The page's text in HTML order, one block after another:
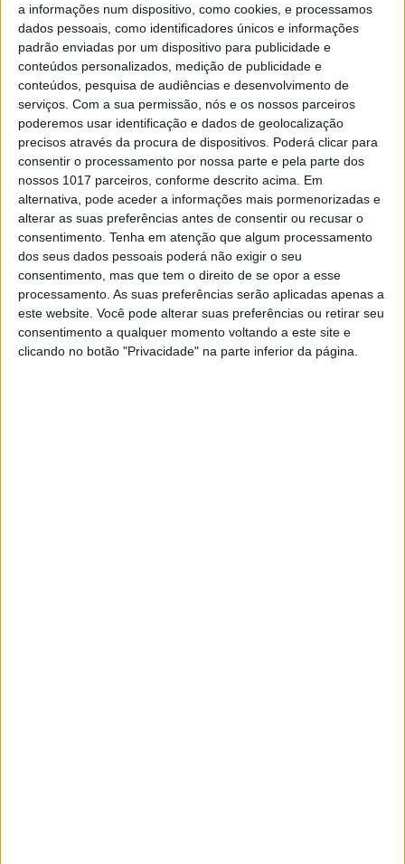
a informações num dispositivo, como cookies, e processamos
dados pessoais, como identificadores únicos e informações
padrão enviadas por um dispositivo para publicidade e
conteúdos personalizados, medição de publicidade e
conteúdos, pesquisa de audiências e desenvolvimento de
serviços. Com a sua permissão, nós e os nossos parceiros
poderemos usar identificação e dados de geolocalização
precisos através da procura de dispositivos. Poderá clicar para
consentir o processamento por nossa parte e pela parte dos
nossos 1017 parceiros, conforme descrito acima. Em
alternativa, pode aceder a informações mais pormenorizadas e
alterar as suas preferências antes de consentir ou recusar o
consentimento. Tenha em atenção que algum processamento
dos seus dados pessoais poderá não exigir o seu
consentimento, mas que tem o direito de se opor a esse
processamento. As suas preferências serão aplicadas apenas a
este website. Você pode alterar suas preferências ou retirar seu
consentimento a qualquer momento voltando a este site e
clicando no botão "Privacidade" na parte inferior da página.
SOCIEDADE
Uma pesquisa no ChatGPT3 consome 10
vezes mais energia do que no Google
CAPA DA EDIÇÃO